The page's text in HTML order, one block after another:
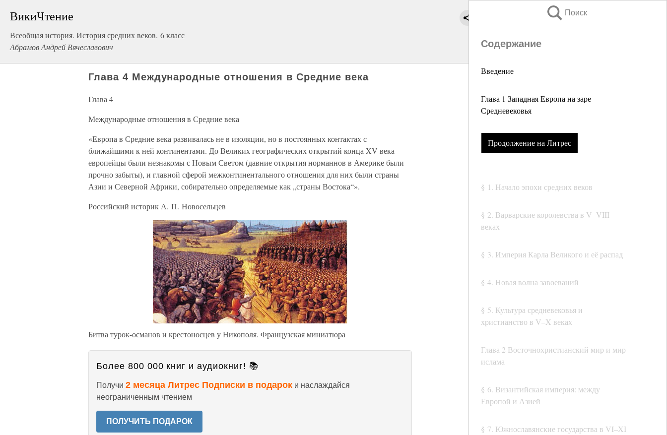
ВикиЧтение
Всеобщая история. История средних веков. 6 класс
Абрамов Андрей Вячеславович
Поиск
Содержание
Введение
Глава 1 Западная Европа на заре
Средневековья
Продолжение на Литрес
§ 1. Начало эпохи средних веков
§ 2. Варварские королевства в V–VIII
веках
§ 3. Империя Карла Великого и её распад
§ 4. Новая волна завоеваний
§ 5. Культура средневековья и
христианство в V–X веках
Глава 2 Восточнохристианский мир и мир
ислама
§ 6. Византийская империя: между
Европой и Азией
§ 7. Южнославянские государства в VI–XI
Глава 4 Международные отношения в Средние века
Глава 4
Международные отношения в Средние века
«Европа в Средние века развивалась не в изоляции, но в постоянных контактах с
ближайшими к ней континентами. До Великих географических открытий конца XV века
европейцы были незнакомы с Новым Светом (давние открытия норманнов в Америке были
прочно забыты), и главной сферой межконтинентального отношения для них были страны
Азии и Северной Африки, собирательно определяемые как „страны Востока“».
Российский историк А. П. Новосельцев
Битва турок-османов и крестоносцев у Никополя. Французская миниатюра
Более 800 000 книг и аудиокниг! 📚
Получи 2 месяца Литрес Подписки в подарок и наслаждайся
неограниченным чтением
ПОЛУЧИТЬ ПОДАРОК